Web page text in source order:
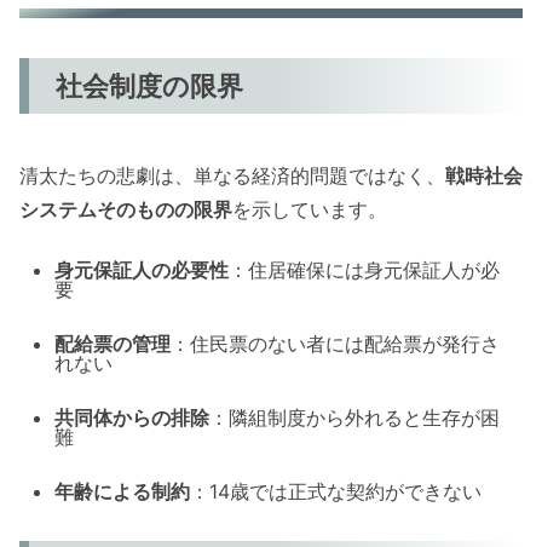
社会制度の限界
清太たちの悲劇は、単なる経済的問題ではなく、 戦時社会
システムそのものの限界を示しています。
身元保証人の必要性 ：住居確保には身元保証人が必
要
配給票の管理 ：住民票のない者には配給票が発行さ
れない
共同体からの排除 ：隣組制度から外れると生存が困
難
年齢による制約 ：14歳では正式な契約ができない